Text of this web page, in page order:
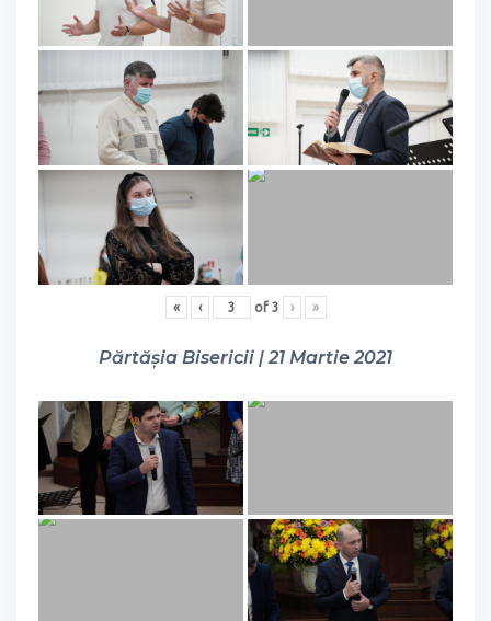
« ‹ of 3 › »
Părtășia Bisericii | 21 Martie 2021